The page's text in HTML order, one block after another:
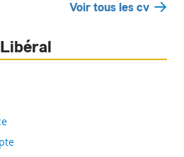
Voir tous les cv
Libéral